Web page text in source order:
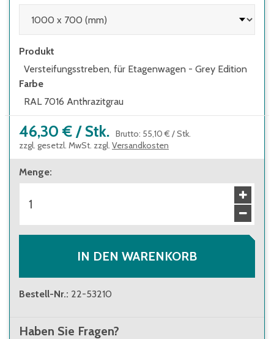
Produkt
Versteifungsstreben, für Etagenwagen - Grey Edition
Farbe
RAL 7016 Anthrazitgrau
46,30 € / Stk. Brutto: 55,10 € /Stk.
zzgl. gesetzl. MwSt. zzgl. Versandkosten
Menge:
IN DEN WARENKORB
Bestell-Nr.: 22-53210
Haben Sie Fragen?